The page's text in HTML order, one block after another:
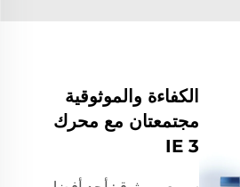
الكفاءة والموثوقية
مجتمعتان مع محرك
IE 3